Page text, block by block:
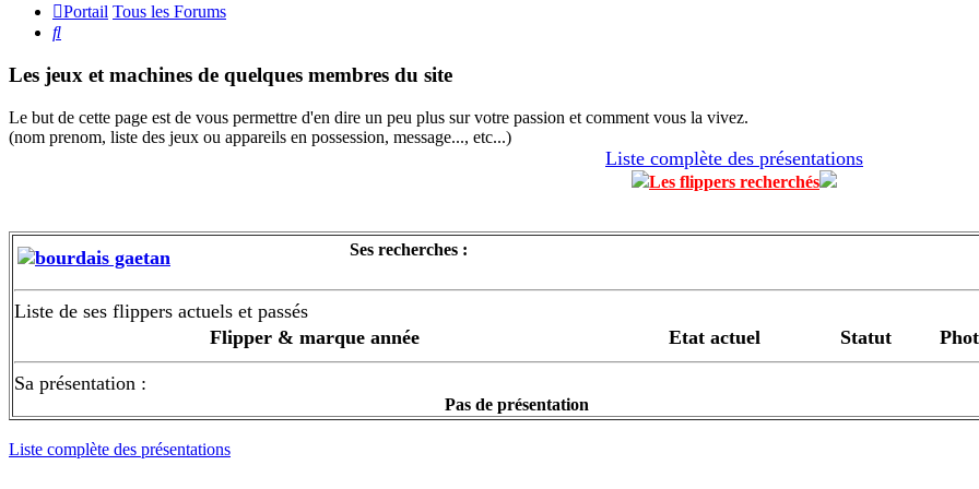
Portail Tous les Forums
Rechercher
Les jeux et machines de quelques membres du site
Le but de cette page est de vous permettre d'en dire un peu plus sur votre passion et comment vous la vivez.
(nom prenom, liste des jeux ou appareils en possession, message..., etc...)
Liste complète des présentations
Les flippers recherchés
bourdais gaetan Ses recherches :
Liste de ses flippers actuels et passés
Flipper & marque année
Etat actuel Statut
Sa présentation :
Pas de présentation
Liste complète des présentations